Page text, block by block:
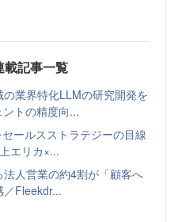
記事一覧
業界特化LLMの研究開発を
トの精度向...
ールスストラテジーの目線
エリカ×...
人営業の約4割が「顧客へ
Fleekdr...